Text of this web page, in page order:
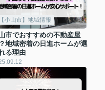
【小山市】地域情報
市でおすすめの不動産屋
地域密着の日進ホームが選
る理由